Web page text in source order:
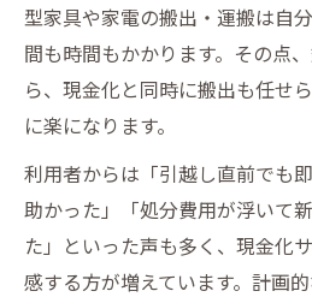
型家具や家電の搬出・運搬は自
間も時間もかかります。その点
ら、現金化と同時に搬出も任せ
に楽になります。
利用者からは「引越し直前でも
助かった」「処分費用が浮いて
た」といった声も多く、現金化
感する方が増えています。計画